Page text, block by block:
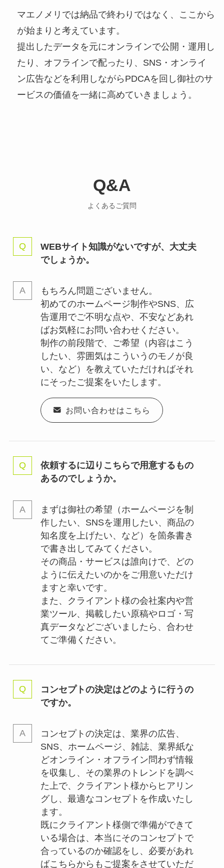
マエノメリでは納品で終わりではなく、ここから
が始まりと考えています。
提出したデータを元にオンラインで公開・運用し
たり、オフラインで配ったり、SNS・オンライ
ン広告などを利用しながらPDCAを回し御社のサ
ービスの価値を一緒に高めていきましょう。
Q&A
よくあるご質問
WEBサイト知識がないですが、大丈夫
でしょうか。
もちろん問題ございません。
初めてのホームページ制作やSNS、広
告運用でご不明な点や、不安などあれ
ばお気軽にお問い合わせください。
制作の前段階で、ご希望（内容はこう
したい、雰囲気はこういうのモノが良
い、など）を教えていただければそれ
にそったご提案をいたします。
お問い合わせはこちら
依頼するに辺りこちらで用意するもの
あるのでしょうか。
まずは御社の希望（ホームページを制
作したい、SNSを運用したい、商品の
知名度を上げたい、など）を箇条書き
で書き出してみてください。
その商品・サービスは誰向けで、どの
ように伝えたいのかをご用意いただけ
ますと幸いです。
また、クライアント様の会社案内や営
業ツール、掲載したい原稿やロゴ・写
真データなどございましたら、合わせ
てご準備ください。
コンセプトの決定はどのように行うの
ですか。
コンセプトの決定は、業界の広告、
SNS、ホームページ、雑誌、業界紙な
どオンライン・オフライン問わず情報
を収集し、その業界のトレンドを調べ
た上で、クライアント様からヒアリン
グし、最適なコンセプトを作成いたし
ます。
既にクライアント様側で準備ができて
いる場合は、本当にそのコンセプトで
合っているのか確認をし、必要があれ
ばこちらからもご提案をさせていただ